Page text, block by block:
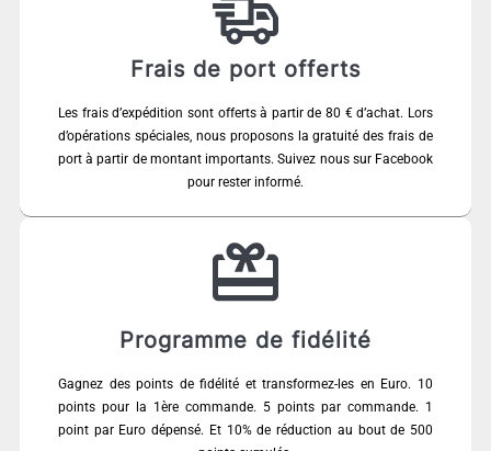
Frais de port offerts
Les frais d’expédition sont offerts à partir de 80 € d’achat. Lors
d’opérations spéciales, nous proposons la gratuité des frais de
port à partir de montant importants. Suivez nous sur Facebook
pour rester informé.
Programme de fidélité
Gagnez des points de fidélité et transformez-les en Euro. 10
points pour la 1ère commande. 5 points par commande. 1
point par Euro dépensé. Et 10% de réduction au bout de 500